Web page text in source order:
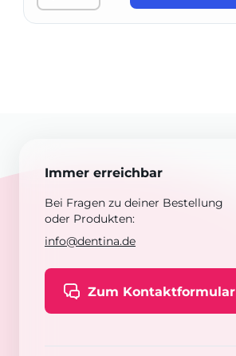
Immer erreichbar
Bei Fragen zu deiner Bestellung
oder Produkten:
info@dentina.de
Zum Kontaktformular